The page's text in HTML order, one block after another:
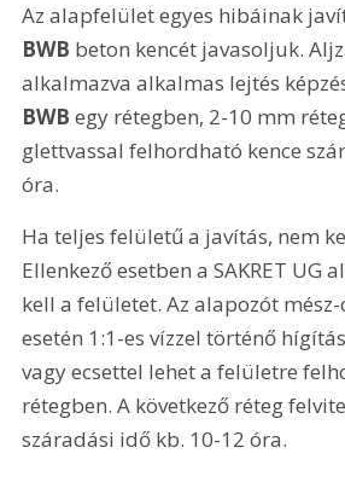
Az alapfelület egyes hibáinak
BWB beton kencét javasoljuk.
alkalmazva alkalmas lejtés
BWB egy rétegben, 2-10 mm
glettvassal felhordható kence
óra.
Ha teljes felületű a javítás, nem
Ellenkező esetben a SAKRET UG
kell a felületet. Az alapozót
esetén 1:1-es vízzel történő
vagy ecsettel lehet a felületre
rétegben. A következő réteg
száradási idő kb. 10-12 óra.